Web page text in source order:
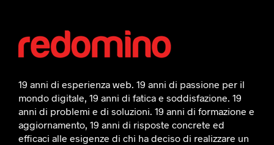
19 anni di esperienza web. 19 anni di passione per il
mondo digitale, 19 anni di fatica e soddisfazione. 19
anni di problemi e di soluzioni. 19 anni di formazione e
aggiornamento, 19 anni di risposte concrete ed
efficaci alle esigenze di chi ha deciso di realizzare un